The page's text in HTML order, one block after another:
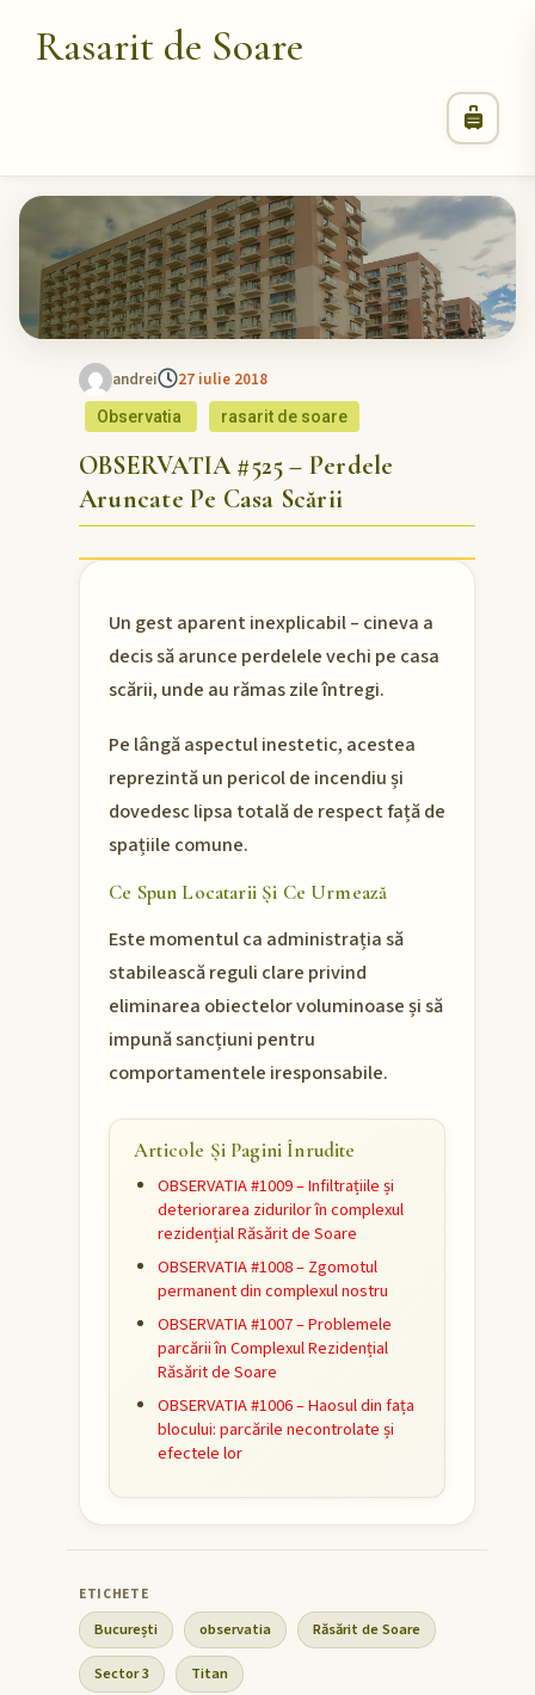
Rasarit de Soare
andrei 27 iulie 2018
Observatia rasarit de soare
OBSERVATIA #525 – Perdele
Aruncate Pe Casa Scării
Un gest aparent inexplicabil – cineva a
decis să arunce perdelele vechi pe casa
scării, unde au rămas zile întregi.
Pe lângă aspectul inestetic, acestea
reprezintă un pericol de incendiu și
dovedesc lipsa totală de respect față de
spațiile comune.
Ce Spun Locatarii Și Ce Urmează
Este momentul ca administrația să
stabilească reguli clare privind
eliminarea obiectelor voluminoase și să
impună sancțiuni pentru
comportamentele iresponsabile.
Articole Și Pagini Înrudite
OBSERVATIA #1009 – Infiltrațiile și
deteriorarea zidurilor în complexul
rezidențial Răsărit de Soare
OBSERVATIA #1008 – Zgomotul
permanent din complexul nostru
OBSERVATIA #1007 – Problemele
parcării în Complexul Rezidențial
Răsărit de Soare
OBSERVATIA #1006 – Haosul din fața
blocului: parcările necontrolate și
efectele lor
București observatia Răsărit de Soare
Sector 3 Titan